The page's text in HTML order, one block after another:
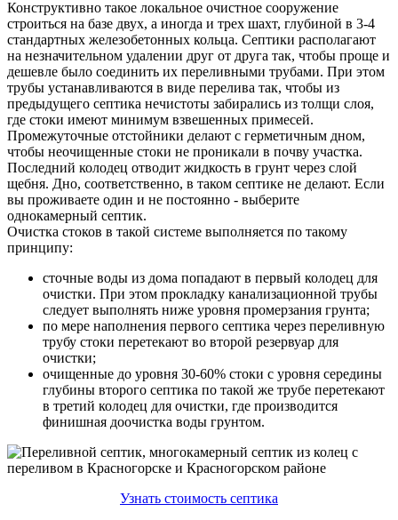
Конструктивно такое локальное очистное сооружение
строиться на базе двух, а иногда и трех шахт, глубиной в 3-4
стандартных железобетонных кольца. Септики располагают
на незначительном удалении друг от друга так, чтобы проще и
дешевле было соединить их переливными трубами. При этом
трубы устанавливаются в виде перелива так, чтобы из
предыдущего септика нечистоты забирались из толщи слоя,
где стоки имеют минимум взвешенных примесей.
Промежуточные отстойники делают с герметичным дном,
чтобы неочищенные стоки не проникали в почву участка.
Последний колодец отводит жидкость в грунт через слой
щебня. Дно, соответственно, в таком септике не делают. Если
вы проживаете один и не постоянно - выберите
однокамерный септик.
Очистка стоков в такой системе выполняется по такому
принципу:
сточные воды из дома попадают в первый колодец для
очистки. При этом прокладку канализационной трубы
следует выполнять ниже уровня промерзания грунта;
по мере наполнения первого септика через переливную
трубу стоки перетекают во второй резервуар для
очистки;
очищенные до уровня 30-60% стоки с уровня середины
глубины второго септика по такой же трубе перетекают
в третий колодец для очистки, где производится
финишная доочистка воды грунтом.
Узнать стоимость септика